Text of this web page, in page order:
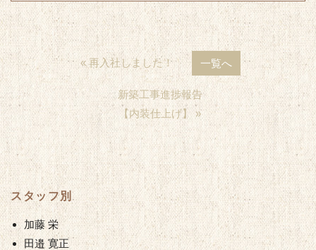
« 再入社しました！ 一覧へ
新築工事進捗報告
【内装仕上げ】 »
スタッフ別
加藤 栄
田邉 寛正